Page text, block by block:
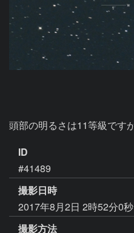
頭部の明るさは11等級です
ID
#41489
撮影日時
2017年8月2日 2時52分0秒
撮影方法